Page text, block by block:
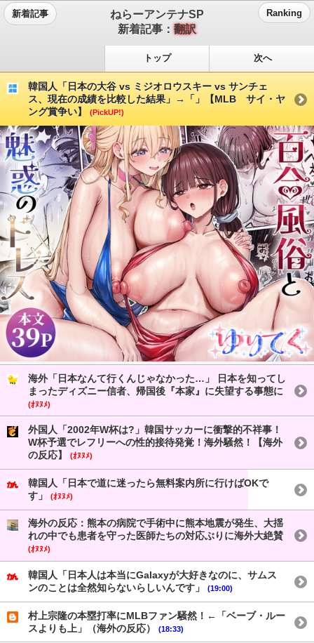
新着記事
ねらーアンテナSP
新着記事： 翻訳
Ranking
トップ 次へ
韓国人「日本の大谷 vs ミジオロウスキー vs サンチェ
ス、現在の成績を比較した結果」→「」【MLB サイ・ヤ
ング賞争い】
(PickUP!)
海外「日本なんて行くんじゃなかった…」 日本を知ってし
まったディズニー信者、帰国後『本家』に失望する事態に
(ｵﾇﾇﾒ)
外国人「2002年W杯は?」韓国サッカーに衝撃的不祥事！
W杯予選でレフリーへの性的接待発覚！海外騒然！【海外
の反応】
(ｵﾇﾇﾒ)
韓国人「日本で道に迷ったら無料案内所に行けばOKで
す」
(ｵﾇﾇﾒ)
海外の反応：熊本の病院で手術中に熊本地震が発生、大揺
れの中でも患者を守った医師たちの対応ぶりに海外大絶賛
(ｵﾇﾇﾒ)
韓国人「日本人は本当にGalaxyが大好きなのに、サムス
ンのことは全然知らないらしいんです」
(19:00)
村上宗隆の本塁打率にMLBファン騒然！←「ベーブ・ルー
スよりも上」（海外の反応）
(18:33)